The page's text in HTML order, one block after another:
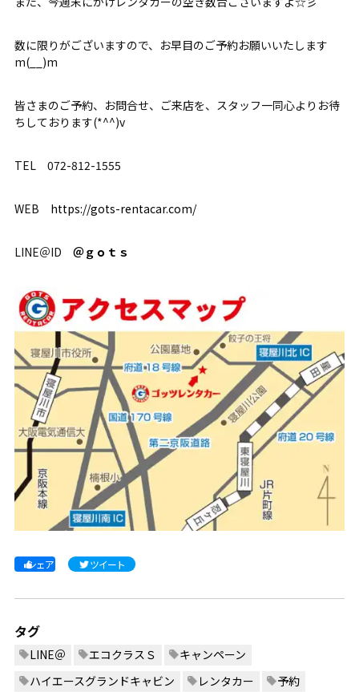
数に限りがございますので、お早目のご予約お願いいたします
m(__)m
皆さまのご予約、お問合せ、ご来店を、スタッフ一同心よりお待
ちしております(*^^)v
TEL 072-812-1555
WEB https://gots-rentacar.com/
LINE＠ID ＠ｇｏｔｓ
シェア ツイート
タグ
LINE＠ エコクラスＳ
キャンペーン
ハイエースグランドキャビン
レンタカー
予約